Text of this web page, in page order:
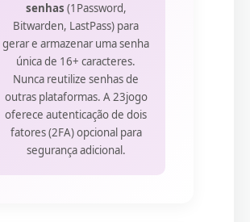
senhas (1Password,
Bitwarden, LastPass) para
gerar e armazenar uma senha
única de 16+ caracteres.
Nunca reutilize senhas de
outras plataformas. A 23jogo
oferece autenticação de dois
fatores (2FA) opcional para
segurança adicional.